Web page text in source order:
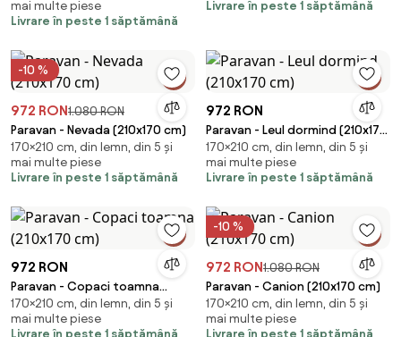
mai multe piese
Livrare în peste 1 săptămână
Livrare în peste 1 săptămână
-10 %
972 RON1.080 RON
Paravan - Nevada (210x170 cm)
170×210 cm, din lemn, din 5 și
mai multe piese
Livrare în peste 1 săptămână
972 RON
Paravan - Leul dormind (210x170
cm)
170×210 cm, din lemn, din 5 și
mai multe piese
Livrare în peste 1 săptămână
972 RON
Paravan - Copaci toamna
(210x170 cm)
170×210 cm, din lemn, din 5 și
mai multe piese
Livrare în peste 1 săptămână
-10 %
972 RON1.080 RON
Paravan - Canion (210x170 cm)
170×210 cm, din lemn, din 5 și
mai multe piese
Livrare în peste 1 săptămână